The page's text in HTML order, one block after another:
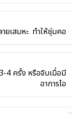
ายเสมหะ ทำให้ชุ่มคอ
4 ครั้ง หรือจิบเมื่อมี
อาการไอ